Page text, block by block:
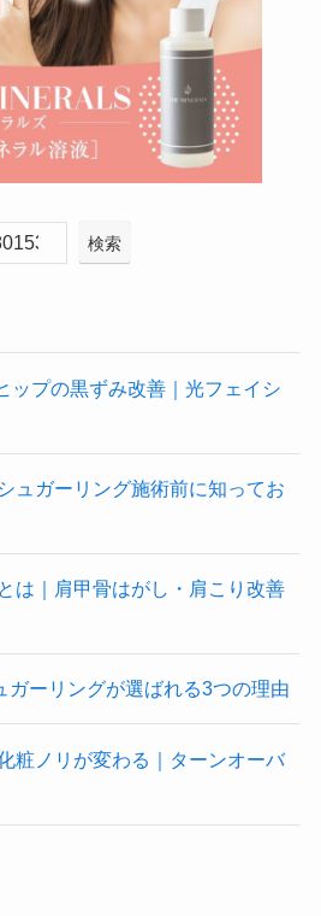
検索
ップの黒ずみ改善｜光フェイシ
ュガーリング施術前に知ってお
は｜肩甲骨はがし・肩こり改善
ガーリングが選ばれる3つの理由
粧ノリが変わる｜ターンオーバ